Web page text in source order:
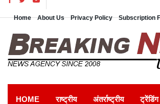
Home About Us Privacy Policy Subscription
HOME राष्ट्रीय अंतर्राष्ट्रीय